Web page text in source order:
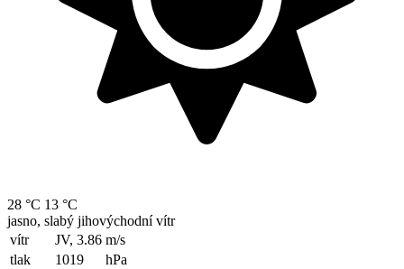
28 °C 13 °C
jasno, slabý jihovýchodní vítr
vítr
JV, 3.86 m/s
tlak
1019
hPa